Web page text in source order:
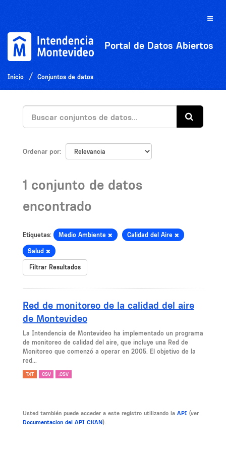
Toggle
Portal de Datos Abiertos
Inicio Conjuntos de datos
Ordenar por
1 conjunto de datos
encontrado
Etiquetas: Medio Ambiente Calidad del Aire
Salud
Filtrar Resultados
Red de monitoreo de la calidad del aire
de Montevideo
La Intendencia de Montevideo ha implementado un programa
de monitoreo de calidad del aire, que incluye una Red de
Monitoreo que comenzó a operar en 2005. El objetivo de la
red...
TXT CSV .CSV
Usted también puede acceder a este registro utilizando la API (ver
Documentacion del API CKAN).